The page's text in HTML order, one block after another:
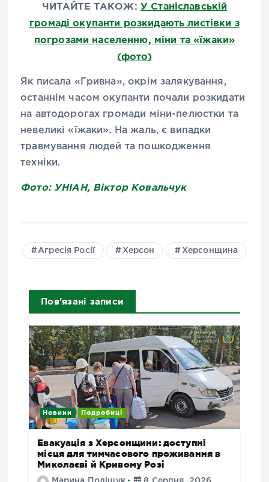
ЧИТАЙТЕ ТАКОЖ: У Станіславській
громаді окупанти розкидають листівки з
погрозами населенню, міни та «їжаки»
(фото)
Як писала «Гривна», окрім залякування,
останнім часом окупанти почали розкидати
на автодорогах громади міни-пелюстки та
невеликі «їжаки». На жаль, є випадки
травмування людей та пошкодження
техніки.
Фото: УНІАН, Віктор Ковальчук
Агресія Росії Херсон Херсонщина
Пов'язані записи
Новини Подробиці
Евакуація з Херсонщини: доступні
місця для тимчасового проживання в
Миколаєві й Кривому Розі